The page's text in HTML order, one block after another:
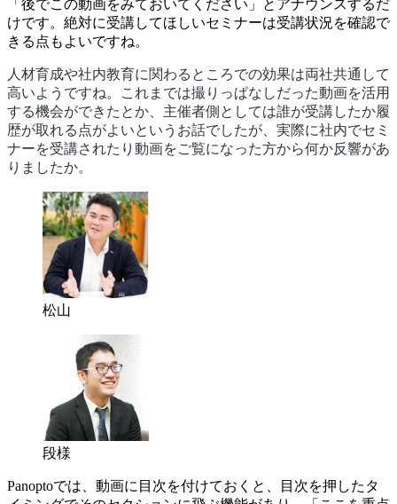
「後でこの動画をみておいてください」とアナウンスするだ
けです。絶対に受講してほしいセミナーは受講状況を確認で
きる点もよいですね。
人材育成や社内教育に関わるところでの効果は両社共通して
高いようですね。これまでは撮りっぱなしだった動画を活用
する機会ができたとか、主催者側としては誰が受講したか履
歴が取れる点がよいというお話でしたが、実際に社内でセミ
ナーを受講されたり動画をご覧になった方から何か反響があ
りましたか。
松山
段様
Panoptoでは、動画に目次を付けておくと、目次を押したタ